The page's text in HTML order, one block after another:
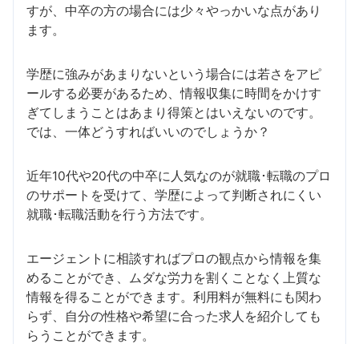
すが、中卒の方の場合には少々やっかいな点があり
ます。
学歴に強みがあまりないという場合には若さをアピ
ールする必要があるため、情報収集に時間をかけす
ぎてしまうことはあまり得策とはいえないのです。
では、一体どうすればいいのでしょうか？
近年10代や20代の中卒に人気なのが就職･転職のプロ
のサポートを受けて、学歴によって判断されにくい
就職･転職活動を行う方法です。
エージェントに相談すればプロの観点から情報を集
めることができ、ムダな労力を割くことなく上質な
情報を得ることができます。利用料が無料にも関わ
らず、自分の性格や希望に合った求人を紹介しても
らうことができます。